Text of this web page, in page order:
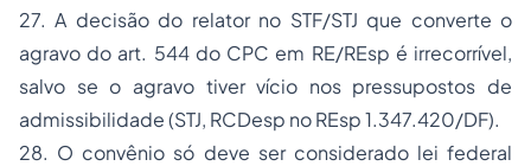
27. A decisão do relator no STF/STJ que converte o
agravo do art. 544 do CPC em RE/REsp é irrecorrível,
salvo se o agravo tiver vício nos pressupostos de
admissibilidade (STJ, RCDesp no REsp 1.347.420/DF).
28. O convênio só deve ser considerado lei federal